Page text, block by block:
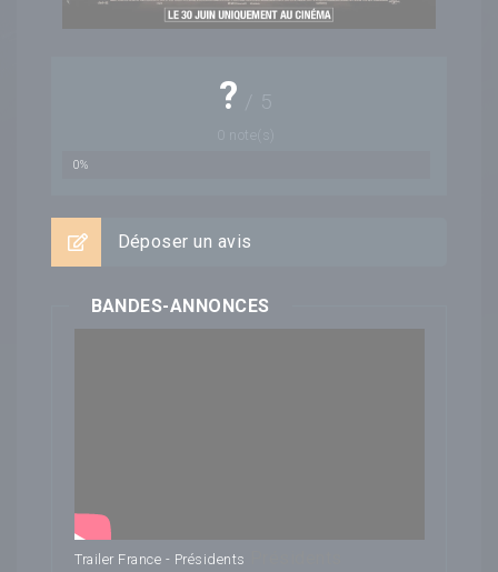
? / 5
note(s)
0%
Déposer un avis
BANDES-ANNONCES
Trailer France - Présidents